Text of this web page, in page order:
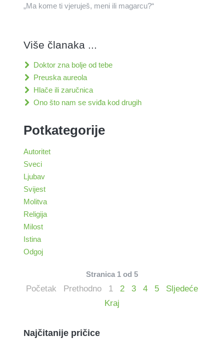
„Ma kome ti vjeruješ, meni ili magarcu?“
Više članaka ...
Doktor zna bolje od tebe
Preuska aureola
Hlače ili zaručnica
Ono što nam se sviđa kod drugih
Potkategorije
Autoritet
Sveci
Ljubav
Svijest
Molitva
Religija
Milost
Istina
Odgoj
Stranica 1 od 5
Početak Prethodno 1 2 3 4 5
Sljedeće
Kraj
Najčitanije pričice